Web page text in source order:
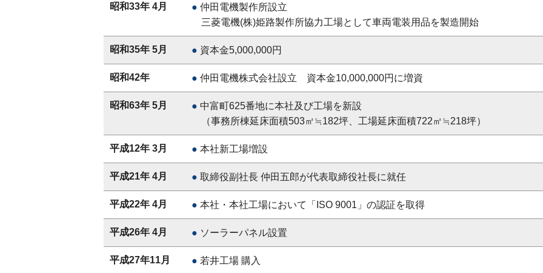
昭和33年 4月
仲田電機製作所設立
三菱電機(株)姫路製作所協力工場として車両電装用品を製造開始
昭和35年 5月 資本金5,000,000円
昭和42年 仲田電機株式会社設立 資本金10,000,000円に増資
昭和63年 5月
中富町625番地に本社及び工場を新設
（事務所棟延床面積503㎡≒182坪、工場延床面積722㎡≒218坪）
平成12年 3月 本社新工場増設
平成21年 4月 取締役副社長 仲田五郎が代表取締役社長に就任
平成22年 4月 本社・本社工場において 「ISO 9001」の認証を取得
平成26年 4月 ソーラーパネル設置
平成27年11月 若井工場 購入